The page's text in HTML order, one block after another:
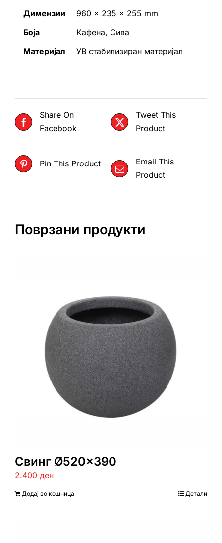
Димензии
960 × 235 × 255 mm
Боја
Кафена, Сива
Материјал
УВ стабилизиран материјал
Share On
Facebook
Tweet This
Product
Pin This Product
Email This
Product
Поврзани продукти
Свинг Ø520×390
2.400 ден
Додај во кошница Детали